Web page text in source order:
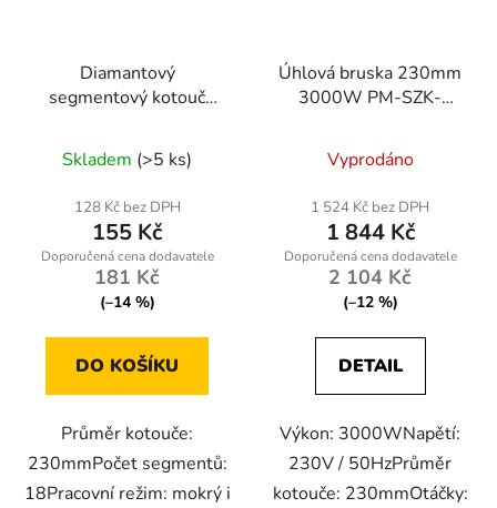
Diamantový
segmentový kotouč
TDCS-2302T
Skladem (>5 ks)
128 Kč bez DPH
155 Kč
181 Kč
(–14 %)
DO KOŠÍKU
Průměr kotouče:
230mmPočet segmentů:
18Pracovní režim: mokrý i
Úhlová bruska 230mm
3000W PM-SZK-
Vyprodáno
1 524 Kč bez DPH
1 844 Kč
2 104 Kč
(–12 %)
DETAIL
Výkon: 3000WNapětí:
230V / 50HzPrůměr
kotouče: 230mmOtáčky: